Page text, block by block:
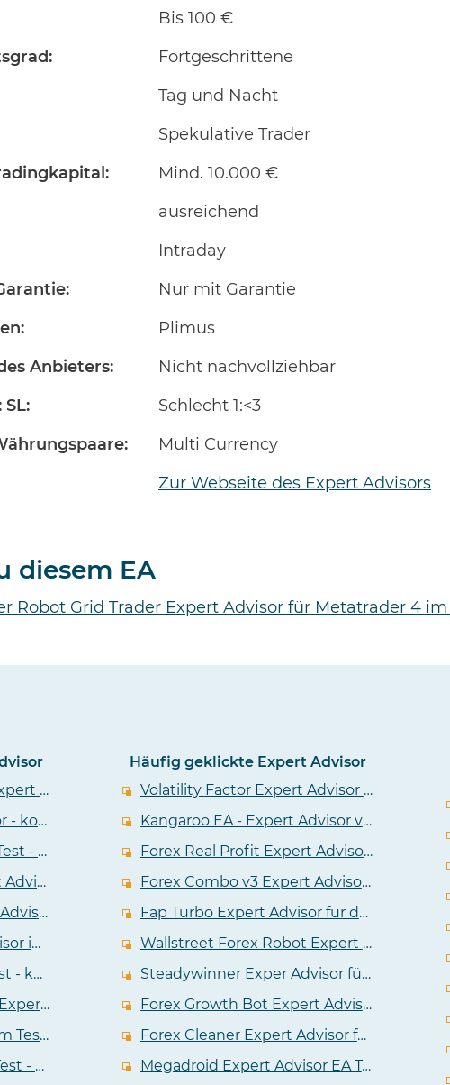
Bis 100 €
Fortgeschrittene
Tag und Nacht
Spekulative Trader
Mind. 10.000 €
ausreichend
Intraday
Nur mit Garantie
Plimus
Anbieters: Nicht nachvollziehbar
SL: Schlecht 1:<3
Multi Currency
Zur Webseite des Expert Advisors
diesem EA
Robot Grid Trader Expert Advisor für Metatrader 4 im
Heiken Ashi Martingale Expert Advisor - kostenloser EA im Test
Doji Topper Expert Advisor - kostenloser EA im Test
Super Money Grid EA im Test - kostenlos und flexibel aber auch gefährlich
Kostenloser Fisher Expert Advisor mit Martingale Funktion im Test
Free MACD Turbo Expert Advisor - kostenloser EA Test
Parabolic SAR Expert Advisor im Test - kostenloser PSAR Grid EA mit Positionsanpassung
EMA RSI STOCH EA im Test - kostenloser Expert Advisor für den MT4
Kostenloser Trend OSOB Expert Advisor im Test
Free Gap Expert Advisor im Test - kostenloser EA für den Metatrader 4
Generic Breakout EA im Test - kostenloser Expert Advisor mit profitablem Backtest
Häufig geklickte Expert Advisor
Volatility Factor Expert Advisor im Test - EA von den Wallstreet Forex Machern
Kangaroo EA - Expert Advisor von Tulip FX im Test
Forex Real Profit Expert Advisor im Test - EA tradet viele Devisenpaare
Forex Combo v3 Expert Advisor in einem unabhängigem Test
Fap Turbo Expert Advisor für den Metatrader im Test
Wallstreet Forex Robot Expert Advisor im Test
Steadywinner Exper Advisor für Metatrader 4 im Test
Forex Growth Bot Expert Advisor für den Metatrader im Test
Forex Cleaner Expert Advisor für Metatrader im ausführlichen Test
Megadroid Expert Advisor EA Test